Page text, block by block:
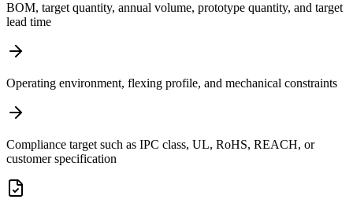
BOM, target quantity, annual volume, prototype quantity, and target
lead time
Operating environment, flexing profile, and mechanical constraints
Compliance target such as IPC class, UL, RoHS, REACH, or
customer specification